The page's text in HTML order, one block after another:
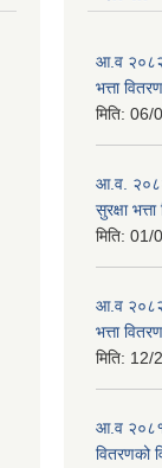
आ.व
भत्ता
मिति: 06/
आ.व.
सुरक्षा
मिति: 01/
आ.व २०८२-
भत्ता वितरण
मिति: 12/
आ.व २०८१-
वितरणको